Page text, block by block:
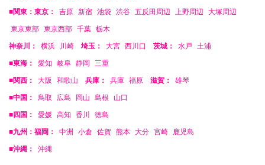
■関東：東京： 吉原 新宿 池袋 渋谷 五反田周辺 上野周辺 大塚周辺
東京東部 東京西部 千葉 栃木
神奈川： 横浜 川崎 埼玉： 大宮 西川口 茨城： 水戸 土浦
■東海： 愛知 岐阜 静岡 三重
■関西： 大阪 和歌山 兵庫： 兵庫 福原 滋賀： 雄琴
■中国： 鳥取 広島 岡山 島根 山口
■四国： 愛媛 高知 香川 徳島
■九州：福岡： 中洲 小倉 佐賀 熊本 大分 宮崎 鹿児島
■沖縄： 沖縄